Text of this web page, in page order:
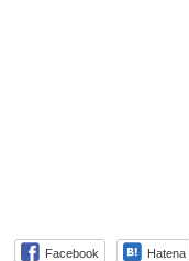
Facebook Hatena